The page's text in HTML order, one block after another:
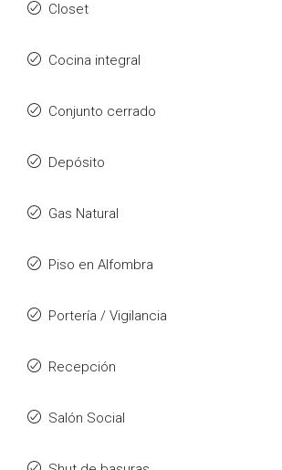
Closet
Cocina integral
Conjunto cerrado
Depósito
Gas Natural
Piso en Alfombra
Portería / Vigilancia
Recepción
Salón Social